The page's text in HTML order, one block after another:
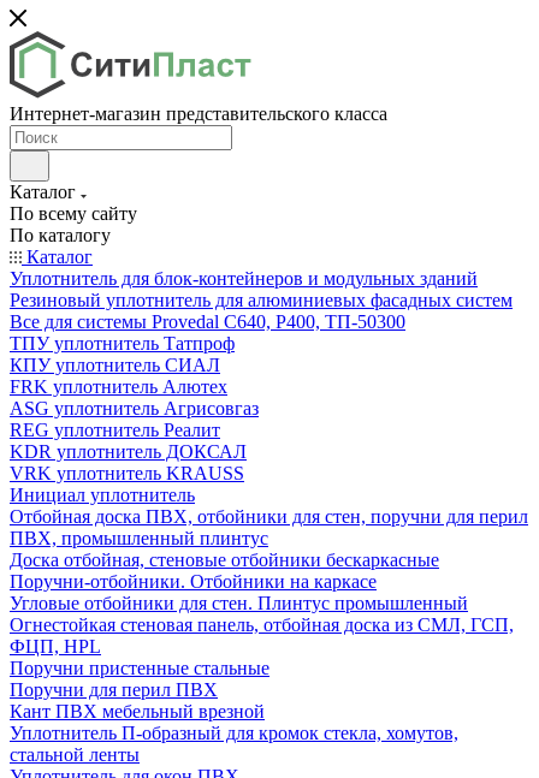
Интернет-магазин представительского класса
Каталог
По всему сайту
По каталогу
Каталог
Уплотнитель для блок-контейнеров и модульных зданий
Резиновый уплотнитель для алюминиевых фасадных систем
Все для системы Provedal С640, Р400, ТП-50300
ТПУ уплотнитель Татпроф
КПУ уплотнитель СИАЛ
FRK уплотнитель Алютех
ASG уплотнитель Агрисовгаз
REG уплотнитель Реалит
KDR уплотнитель ДОКСАЛ
VRK уплотнитель KRAUSS
Инициал уплотнитель
Отбойная доска ПВХ, отбойники для стен, поручни для перил
ПВХ, промышленный плинтус
Доска отбойная, стеновые отбойники бескаркасные
Поручни-отбойники. Отбойники на каркасе
Угловые отбойники для стен. Плинтус промышленный
Огнестойкая стеновая панель, отбойная доска из СМЛ, ГСП,
ФЦП, HPL
Поручни пристенные стальные
Поручни для перил ПВХ
Кант ПВХ мебельный врезной
Уплотнитель П-образный для кромок стекла, хомутов,
стальной ленты